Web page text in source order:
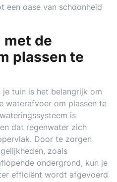
een oase van schoonheid
met de
plassen te
tuin is het belangrijk om
waterafvoer om plassen te
is
dat regenwater zich
Door te zorgen
zoals
ondergrond, kun je
efficiënt wordt afgevoerd